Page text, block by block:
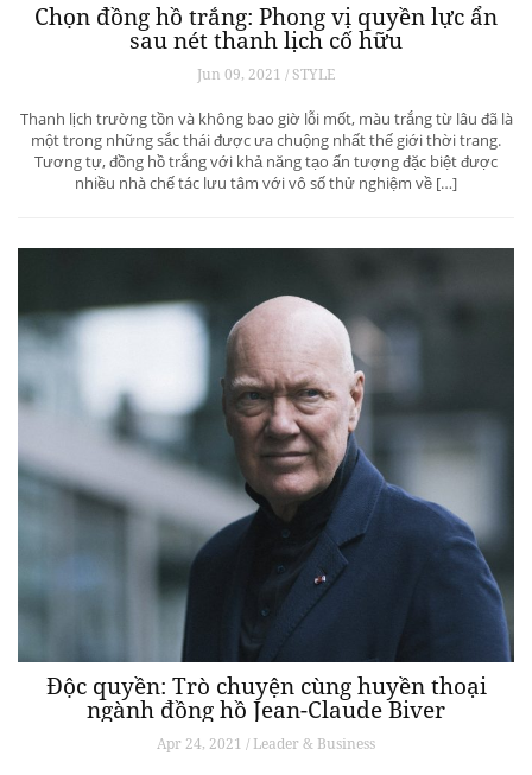
Chọn đồng hồ trắng: Phong vị quyền lực ẩn
sau nét thanh lịch cố hữu
Jun 09, 2021 / STYLE
Thanh lịch trường tồn và không bao giờ lỗi mốt, màu trắng từ lâu đã là
một trong những sắc thái được ưa chuộng nhất thế giới thời trang.
Tương tự, đồng hồ trắng với khả năng tạo ấn tượng đặc biệt được
nhiều nhà chế tác lưu tâm với vô số thử nghiệm về […]
Độc quyền: Trò chuyện cùng huyền thoại
ngành đồng hồ Jean-Claude Biver
Apr 24, 2021 / Leader & Business